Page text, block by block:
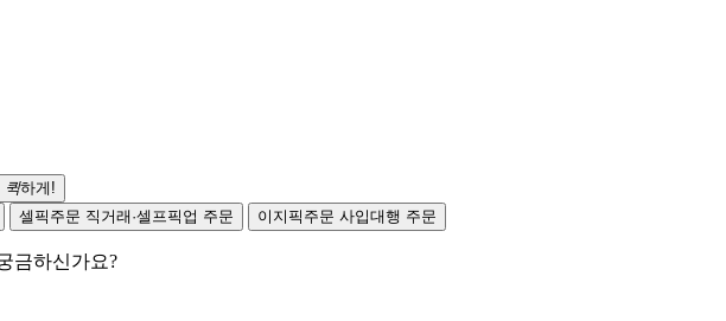
퀵하게!
셀픽주문 직거래·셀프픽업 주문 이지픽주문 사입대행 주문
금하신가요?